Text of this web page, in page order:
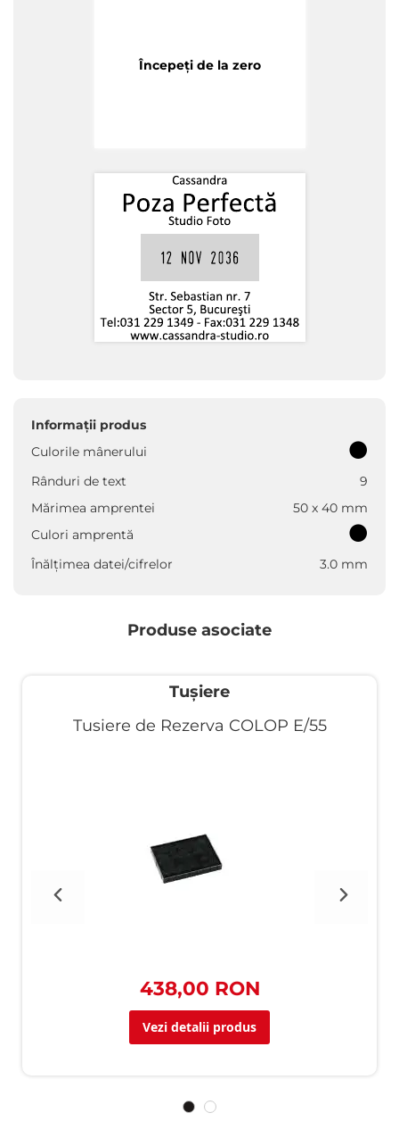
Începeți de la zero
Informații produs
Culorile mânerului
Rânduri de text
9
Mărimea amprentei
50 x 40 mm
Culori amprentă
Înălțimea datei/cifrelor
3.0 mm
Produse asociate
Tușiere
Tusiere de Rezerva COLOP E/55
438,00 RON
Vezi detalii produs